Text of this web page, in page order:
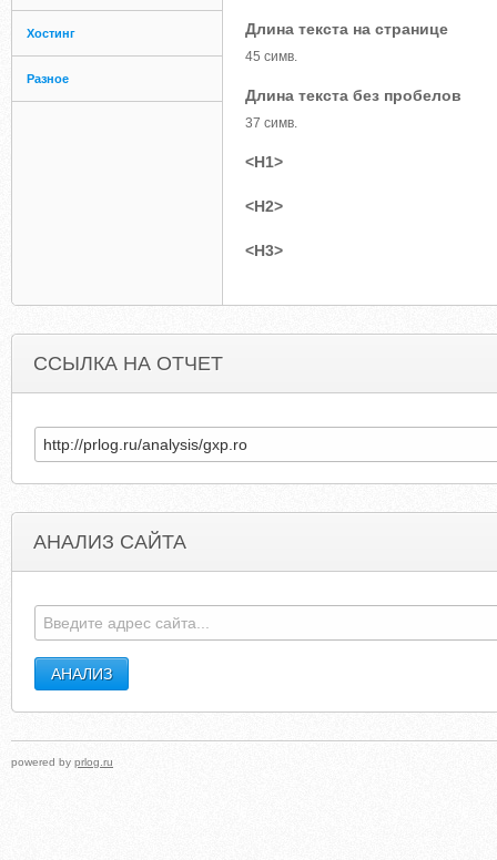
Хостинг
Разное
Длина текста на странице
45 симв.
Длина текста без пробелов
37 симв.
<H1>
<H2>
<H3>
ССЫЛКА НА ОТЧЕТ
АНАЛИЗ САЙТА
powered by prlog.ru